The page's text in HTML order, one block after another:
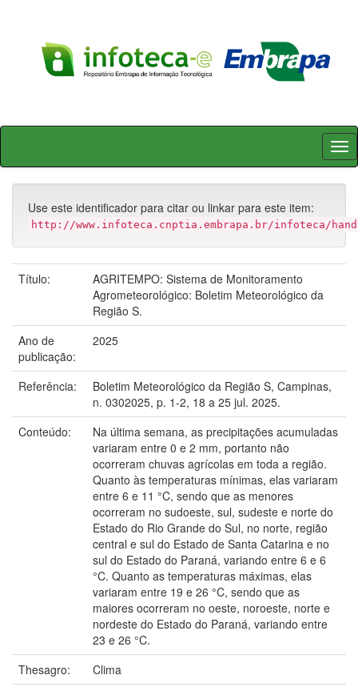
Skip
Use este identificador para citar ou linkar para este item:
http://www.infoteca.cnptia.embrapa.br/infoteca/
Título:
AGRITEMPO: Sistema de Monitoramento
Agrometeorológico: Boletim Meteorológico da
Região S.
Ano de
publicação:
2025
Referência:
Boletim Meteorológico da Região S, Campinas,
n. 0302025, p. 1-2, 18 a 25 jul. 2025.
Conteúdo:
Na última semana, as precipitações acumuladas
variaram entre 0 e 2 mm, portanto não
ocorreram chuvas agrícolas em toda a região.
Quanto às temperaturas mínimas, elas variaram
entre 6 e 11 °C, sendo que as menores
ocorreram no sudoeste, sul, sudeste e norte do
Estado do Rio Grande do Sul, no norte, região
central e sul do Estado de Santa Catarina e no
sul do Estado do Paraná, variando entre 6 e 6
°C. Quanto as temperaturas máximas, elas
variaram entre 19 e 26 °C, sendo que as
maiores ocorreram no oeste, noroeste, norte e
nordeste do Estado do Paraná, variando entre
23 e 26 °C.
Thesagro:
Clima